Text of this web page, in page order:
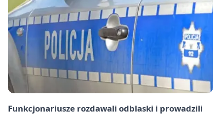
Funkcjonariusze rozdawali odblaski i prowadzili